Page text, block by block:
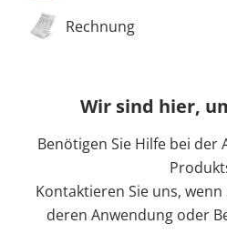
Rechnung
Wir sind hier,
Benötigen Sie Hilfe bei der
Kontaktieren Sie uns,
deren Anwendung oder